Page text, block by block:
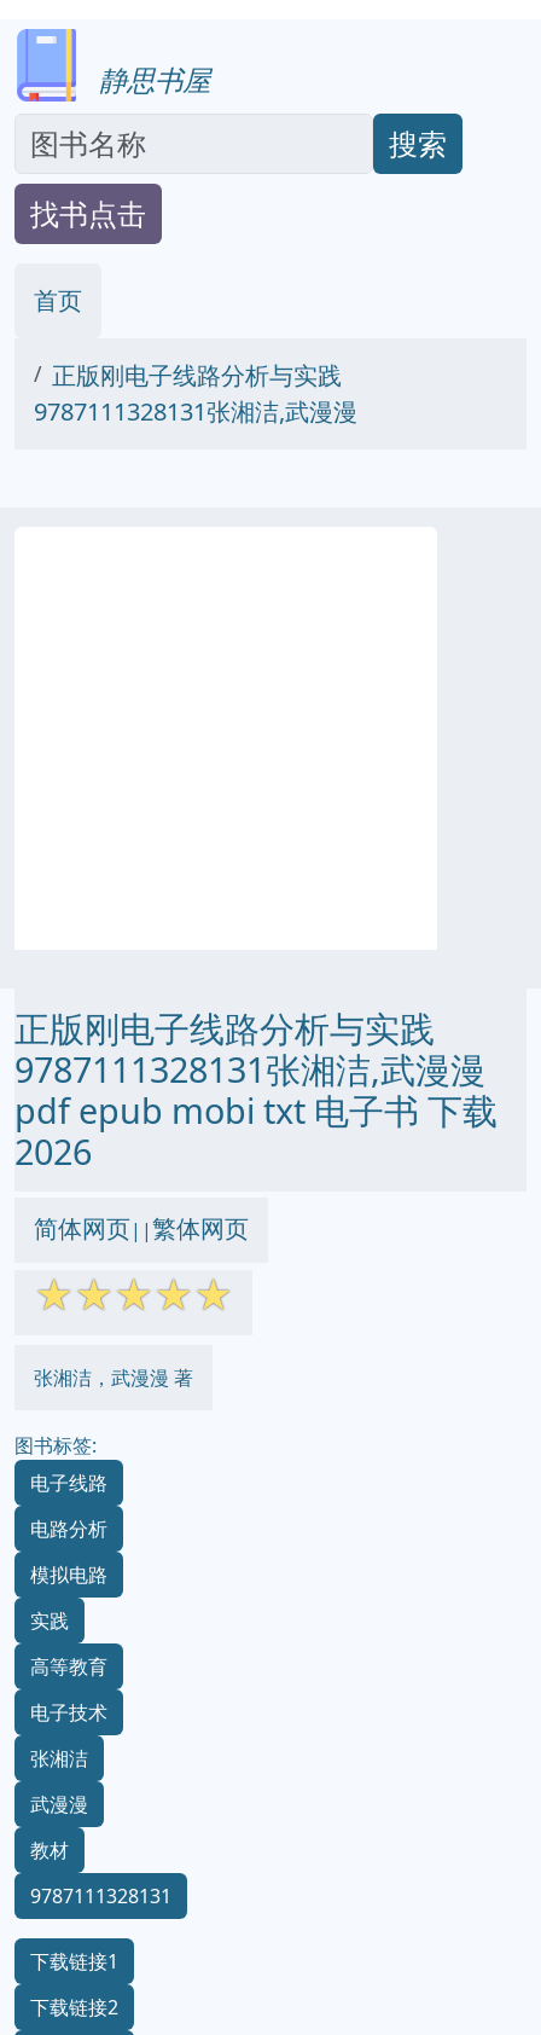
静思书屋
搜索
找书点击
首页
正版刚电子线路分析与实践
9787111328131张湘洁,武漫漫
正版刚电子线路分析与实践
9787111328131张湘洁,武漫漫
pdf epub mobi txt 电子书 下载
2026
简体网页||繁体网页
☆☆☆☆☆
张湘洁，武漫漫 著
图书标签:
电子线路
电路分析
模拟电路
实践
高等教育
电子技术
张湘洁
武漫漫
教材
9787111328131
下载链接1
下载链接2